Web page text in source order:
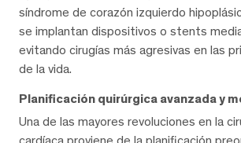
síndrome de corazón izquierdo
se implantan dispositivos o stents
evitando cirugías más agresivas en las
de la vida.
Planificación quirúrgica avanzada y
Una de las mayores revoluciones en la